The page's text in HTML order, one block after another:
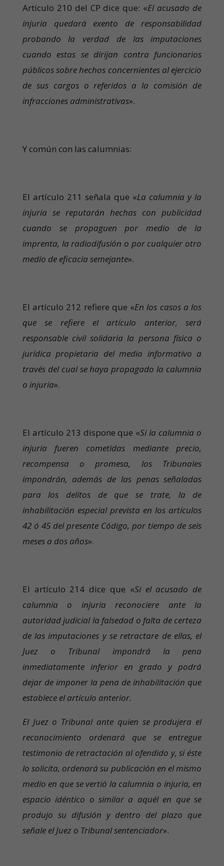
Artículo 210 del CP dice que: «El acusado de
injuria quedará exento de responsabilidad
probando la verdad de las imputaciones
cuando estas se dirijan contra funcionarios
públicos sobre hechos concernientes al ejercicio
de sus cargos o referidos a la comisión de
infracciones administrativas».
Y común con las calumnias:
El artículo 211 señala que «La calumnia y la
injuria se reputarán hechas con publicidad
cuando se propaguen por medio de la
imprenta, la radiodifusión o por cualquier otro
medio de eficacia semejante».
El artículo 212 refiere que «En los casos a los
que se refiere el artículo anterior, será
responsable civil solidaria la persona física o
jurídica propietaria del medio informativo a
través del cual se haya propagado la calumnia
o injuria».
El artículo 213 dispone que «Si la calumnia o
injuria fueren cometidas mediante precio,
recompensa o promesa, los Tribunales
impondrán, además de las penas señaladas
para los delitos de que se trate, la de
inhabilitación especial prevista en los artículos
42 ó 45 del presente Código, por tiempo de seis
meses a dos años».
El artículo 214 dice que «Si el acusado de
calumnia o injuria reconociere ante la
autoridad judicial la falsedad o falta de certeza
de las imputaciones y se retractare de ellas, el
Juez o Tribunal impondrá la pena
inmediatamente inferior en grado y podrá
dejar de imponer la pena de inhabilitación que
establece el artículo anterior.
El Juez o Tribunal ante quien se produjera el
reconocimiento ordenará que se entregue
testimonio de retractación al ofendido y, si éste
lo solicita, ordenará su publicación en el mismo
medio en que se vertió la calumnia o injuria, en
espacio idéntico o similar a aquél en que se
produjo su difusión y dentro del plazo que
señale el Juez o Tribunal sentenciador».